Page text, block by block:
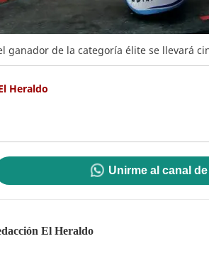
ganador de la categoría élite se llevará
Heraldo
Unirme al canal
El Heraldo